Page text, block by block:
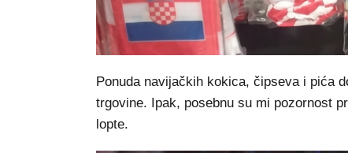
Ponuda navijačkih kokica, čipseva i pića
trgovine. Ipak, posebnu su mi pozornost
lopte.